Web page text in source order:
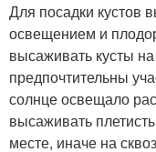
Для посадки кустов
освещением и
высаживать кусты
предпочтительны
солнце освещало
высаживать
месте, иначе на